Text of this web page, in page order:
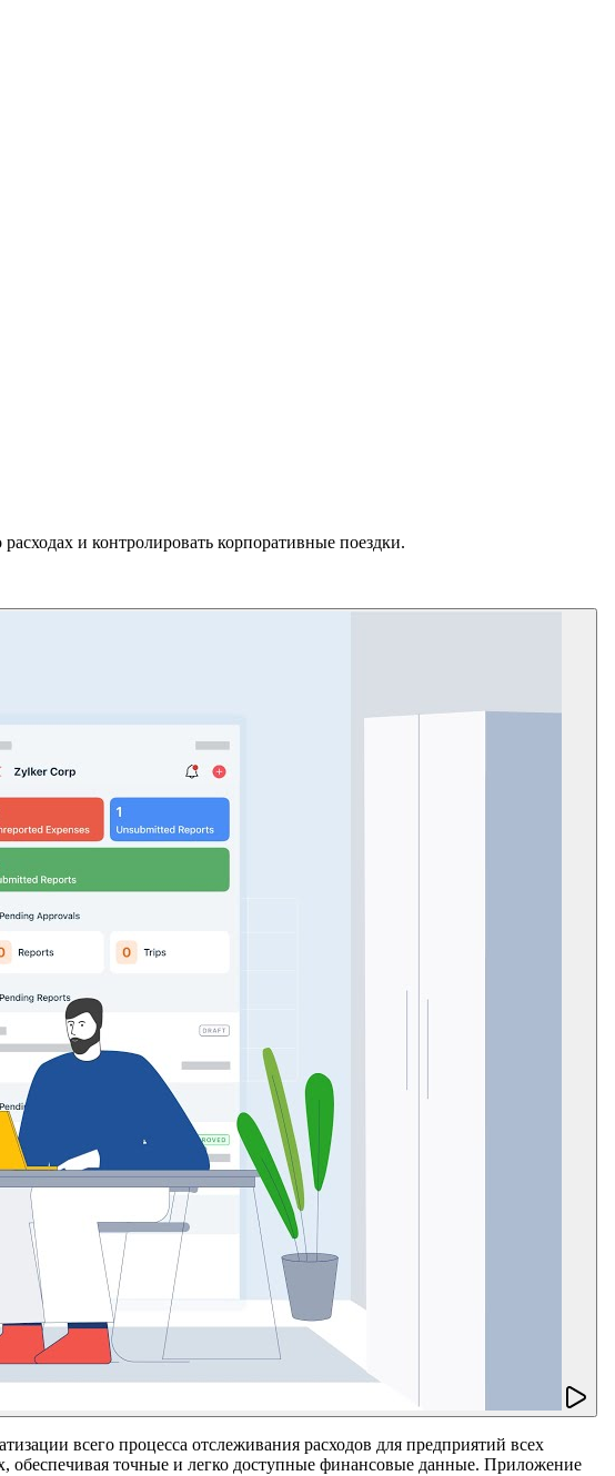
и контролировать корпоративные поездки.
всего процесса отслеживания расходов для предприятий всех
обеспечивая точные и легко доступные финансовые данные. Приложение